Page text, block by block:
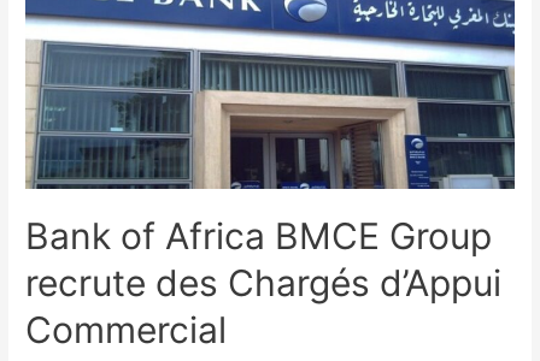
Bank of Africa BMCE Group
recrute des Chargés d’Appui
Commercial